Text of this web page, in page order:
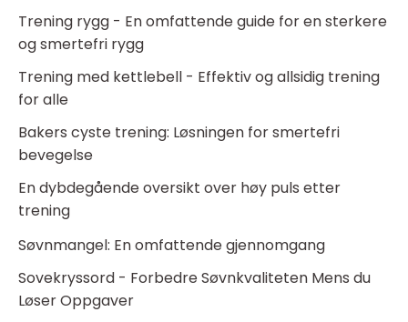
Trening rygg - En omfattende guide for en sterkere
og smertefri rygg
Trening med kettlebell - Effektiv og allsidig trening
for alle
Bakers cyste trening: Løsningen for smertefri
bevegelse
En dybdegående oversikt over høy puls etter
trening
Søvnmangel: En omfattende gjennomgang
Sovekryssord - Forbedre Søvnkvaliteten Mens du
Løser Oppgaver